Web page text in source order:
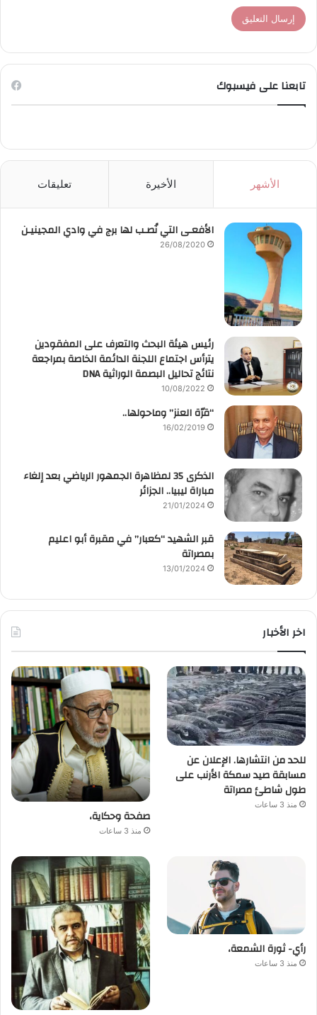
تابعنا على فيسبوك
الأشهر الأخيرة تعليقات
الأفعـى التي نُصـب لها برج في وادي المجينيـن
26/08/2020
رئيس هيئة البحث والتعرف على المفقودين
يترأس اجتماع اللجنة الدائمة الخاصة بمراجعة
نتائج تحاليل البصمة الوراثية DNA
10/08/2022
“قرّة العنز” وماحولها..
16/02/2019
الذكرى 35 لمظاهرة الجمهور الرياضي بعد إلغاء
مباراة ليبيا.. الجزائر
21/01/2024
قبر الشهيد “كعبار” في مقبرة أبو اعليم
بمصراتة
13/01/2024
اخر الأخبار
للحد من انتشارها. الإعلان عن
مسابقة صيد سمكة الأرنب على
طول شاطئ مصراتة
منذ 3 ساعات
صفحة وحكاية،
منذ 3 ساعات
رأي- ثورة الشمعة،
منذ 3 ساعات